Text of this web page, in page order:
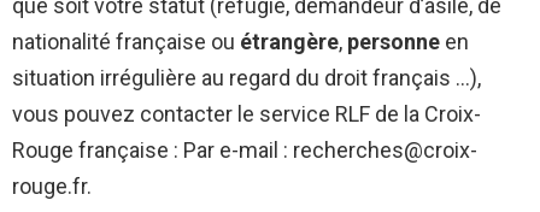
nationalité française ou étrangère, personne en
situation irrégulière au regard du droit français …),
vous pouvez contacter le service RLF de la Croix-
Rouge française : Par e-mail : recherches@croix-
rouge.fr.